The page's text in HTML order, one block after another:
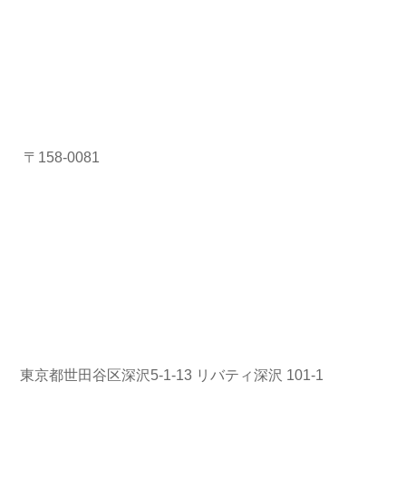
〒158-0081
東京都世田谷区深沢5-1-13 リバティ深沢 101-1